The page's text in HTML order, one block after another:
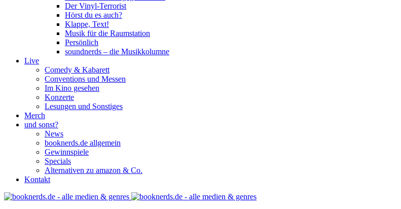
Der Vinyl-Terrorist
Hörst du es auch?
Klappe, Text!
Musik für die Raumstation
Persönlich
soundnerds – die Musikkolumne
Live
Comedy & Kabarett
Conventions und Messen
Im Kino gesehen
Konzerte
Lesungen und Sonstiges
Merch
und sonst?
News
booknerds.de allgemein
Gewinnspiele
Specials
Alternativen zu amazon & Co.
Kontakt